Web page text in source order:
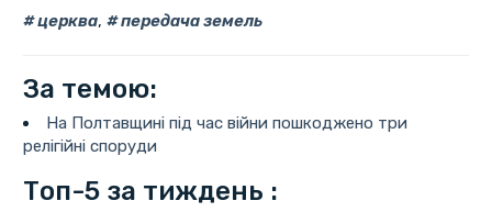
церква, передача земель
За темою:
На Полтавщині під час війни пошкоджено три
релігійні споруди
Топ-5 за тиждень :